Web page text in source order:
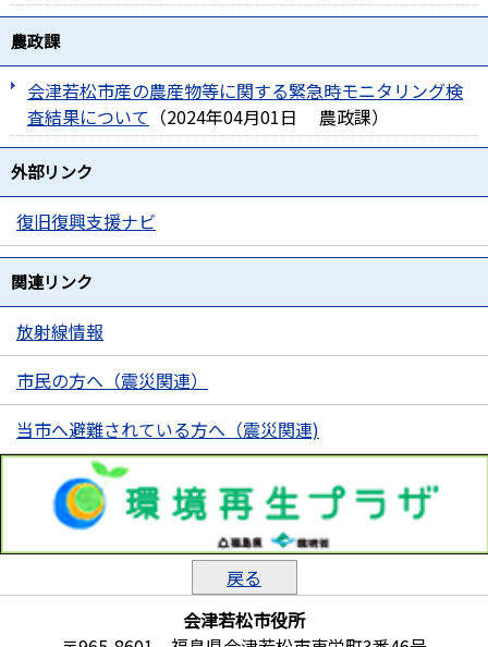
農政課
会津若松市産の農産物等に関する緊急時モニタリング検
査結果について （2024年04月01日 農政課）
外部リンク
復旧復興支援ナビ
関連リンク
放射線情報
市民の方へ（震災関連）
当市へ避難されている方へ（震災関連)
戻る
会津若松市役所